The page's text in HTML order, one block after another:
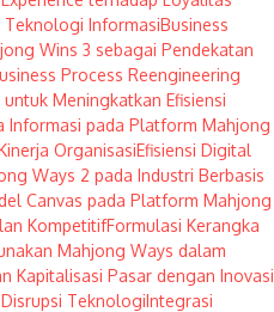
Teknologi InformasiBusiness
Wins 3 sebagai Pendekatan
Process Reengineering
Meningkatkan Efisiensi
Informasi pada Platform Mahjong
OrganisasiEfisiensi Digital
Ways 2 pada Industri Berbasis
Canvas pada Platform Mahjong
KompetitifFormulasi Kerangka
Mahjong Ways dalam
Kapitalisasi Pasar dengan Inovasi
TeknologiIntegrasi